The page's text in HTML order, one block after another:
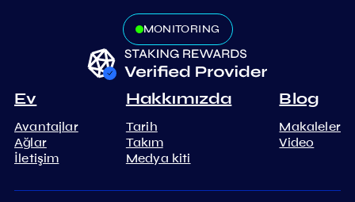
MONITORING
Ev
Avantajlar
Ağlar
İletişim
Hakkımızda
Tarih
Takım
Medya kiti
Blog
Makaleler
Video